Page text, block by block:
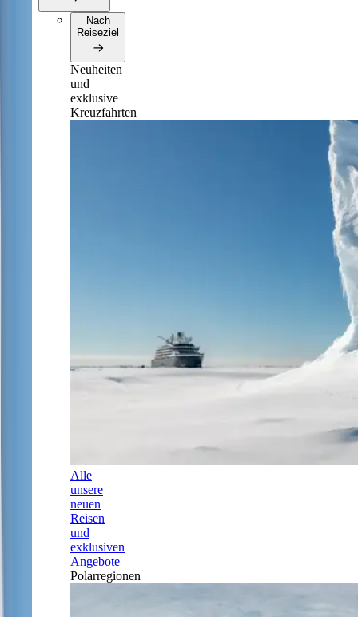
Nach
Reiseziel
Neuheiten
und
exklusive
Kreuzfahrten
Alle
unsere
neuen
Reisen
und
exklusiven
Angebote
Polarregionen